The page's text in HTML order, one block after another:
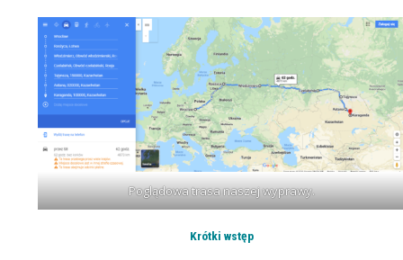
Poglądowa trasa naszej wyprawy.
Krótki wstęp